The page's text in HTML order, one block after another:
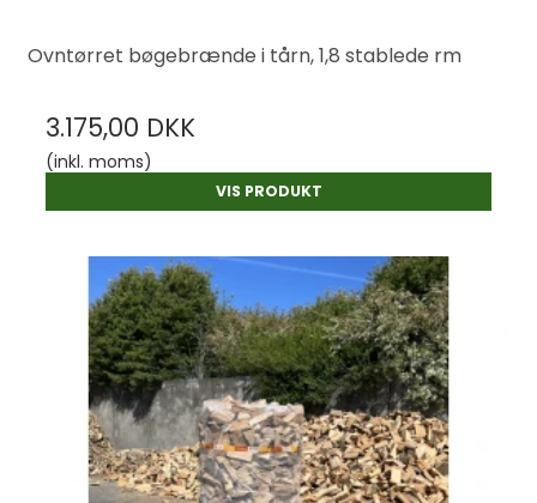
Ovntørret bøgebrænde i tårn, 1,8 stablede rm
3.175,00 DKK
(inkl. moms)
VIS PRODUKT